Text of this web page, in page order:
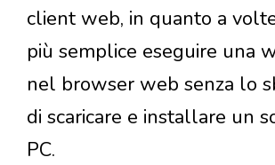
client web, in quanto a
più semplice eseguire una
nel browser web senza lo
di scaricare e installare un
PC.